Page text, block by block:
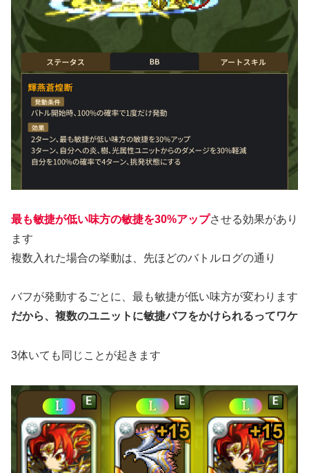
最も敏捷が低い味方の敏捷を30%アップさせる効果があり
ます
複数入れた場合の挙動は、先ほどのバトルログの通り
バフが発動するごとに、最も敏捷が低い味方が変わります
だから、複数のユニットに敏捷バフをかけられるってワケ
3体いても同じことが起きます